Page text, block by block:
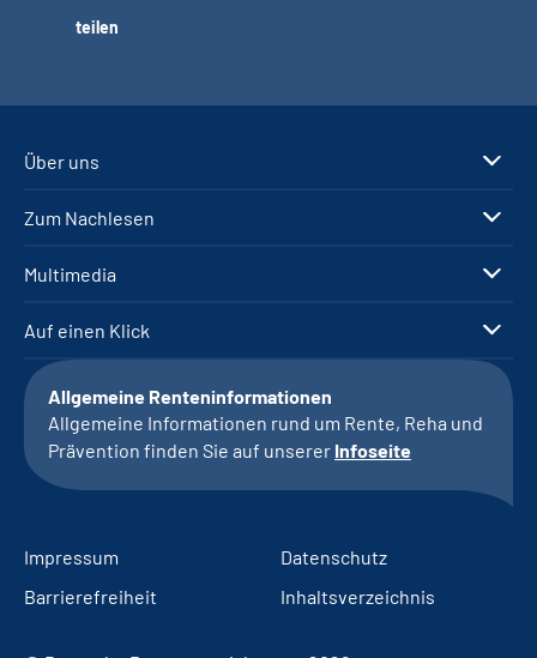
teilen
Über uns
Zum Nachlesen
Multimedia
Auf einen Klick
Allgemeine Renteninformationen
Allgemeine Informationen rund um Rente, Reha und
Prävention finden Sie auf unserer Infoseite
Impressum
Datenschutz
Barrierefreiheit
Inhaltsverzeichnis